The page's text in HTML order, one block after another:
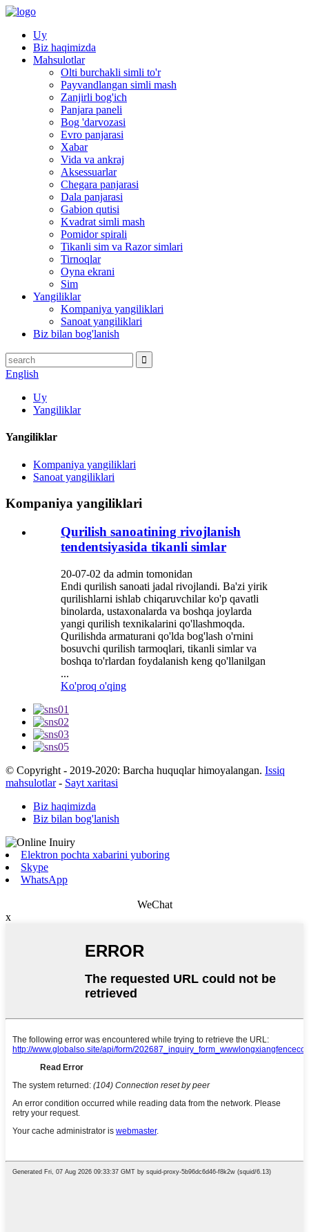
Uy
Biz haqimizda
Mahsulotlar
Olti burchakli simli to'r
Payvandlangan simli mash
Zanjirli bog'ich
Panjara paneli
Bog 'darvozasi
Evro panjarasi
Xabar
Vida va ankraj
Aksessuarlar
Chegara panjarasi
Dala panjarasi
Gabion qutisi
Kvadrat simli mash
Pomidor spirali
Tikanli sim va Razor simlari
Tirnoqlar
Oyna ekrani
Sim
Yangiliklar
Kompaniya yangiliklari
Sanoat yangiliklari
Biz bilan bog'lanish
English
Uy
Yangiliklar
Yangiliklar
Kompaniya yangiliklari
Sanoat yangiliklari
Kompaniya yangiliklari
Qurilish sanoatining rivojlanish
tendentsiyasida tikanli simlar
20-07-02 da admin tomonidan
Endi qurilish sanoati jadal rivojlandi. Ba'zi yirik
qurilishlarni ishlab chiqaruvchilar ko'p qavatli
binolarda, ustaxonalarda va boshqa joylarda
yangi qurilish texnikalarini qo'llashmoqda.
Qurilishda armaturani qo'lda bog'lash o'rnini
bosuvchi qurilish tarmoqlari, tikanli simlar va
boshqa to'rlardan foydalanish keng qo'llanilgan
...
Ko'proq o'qing
© Copyright - 2019-2020: Barcha huquqlar himoyalangan. Issiq
mahsulotlar- Sayt xaritasi
Biz haqimizda
Biz bilan bog'lanish
Elektron pochta xabarini yuboring
Skype
WhatsApp
WeChat
x